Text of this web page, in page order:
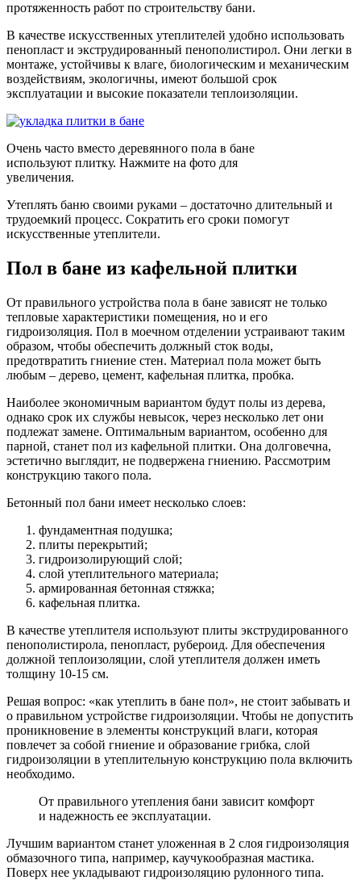
протяженность работ по строительству бани.
В качестве искусственных утеплителей удобно использовать
пенопласт и экструдированный пенополистирол. Они легки в
монтаже, устойчивы к влаге, биологическим и механическим
воздействиям, экологичны, имеют большой срок
эксплуатации и высокие показатели теплоизоляции.
Очень часто вместо деревянного пола в бане
используют плитку. Нажмите на фото для
увеличения.
Утеплять баню своими руками – достаточно длительный и
трудоемкий процесс. Сократить его сроки помогут
искусственные утеплители.
Пол в бане из кафельной плитки
От правильного устройства пола в бане зависят не только
тепловые характеристики помещения, но и его
гидроизоляция. Пол в моечном отделении устраивают таким
образом, чтобы обеспечить должный сток воды,
предотвратить гниение стен. Материал пола может быть
любым – дерево, цемент, кафельная плитка, пробка.
Наиболее экономичным вариантом будут полы из дерева,
однако срок их службы невысок, через несколько лет они
подлежат замене. Оптимальным вариантом, особенно для
парной, станет пол из кафельной плитки. Она долговечна,
эстетично выглядит, не подвержена гниению. Рассмотрим
конструкцию такого пола.
Бетонный пол бани имеет несколько слоев:
фундаментная подушка;
плиты перекрытий;
гидроизолирующий слой;
слой утеплительного материала;
армированная бетонная стяжка;
кафельная плитка.
В качестве утеплителя используют плиты экструдированного
пенополистирола, пенопласт, рубероид. Для обеспечения
должной теплоизоляции, слой утеплителя должен иметь
толщину 10-15 см.
Решая вопрос: «как утеплить в бане пол», не стоит забывать и
о правильном устройстве гидроизоляции. Чтобы не допустить
проникновение в элементы конструкций влаги, которая
повлечет за собой гниение и образование грибка, слой
гидроизоляции в утеплительную конструкцию пола включить
необходимо.
От правильного утепления бани зависит комфорт
и надежность ее эксплуатации.
Лучшим вариантом станет уложенная в 2 слоя гидроизоляция
обмазочного типа, например, каучукообразная мастика.
Поверх нее укладывают гидроизоляцию рулонного типа.